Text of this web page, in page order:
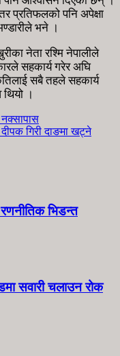
प्रतिफलको पनि अपेक्षा
भने ।
नेता रश्मि नेपालीले
सहकार्य गरेर अघि
सबै तहले सहकार्य
।
नक्सापास
गिरी दाङमा खट्ने
भिडन्त
सवारी चलाउन रोक